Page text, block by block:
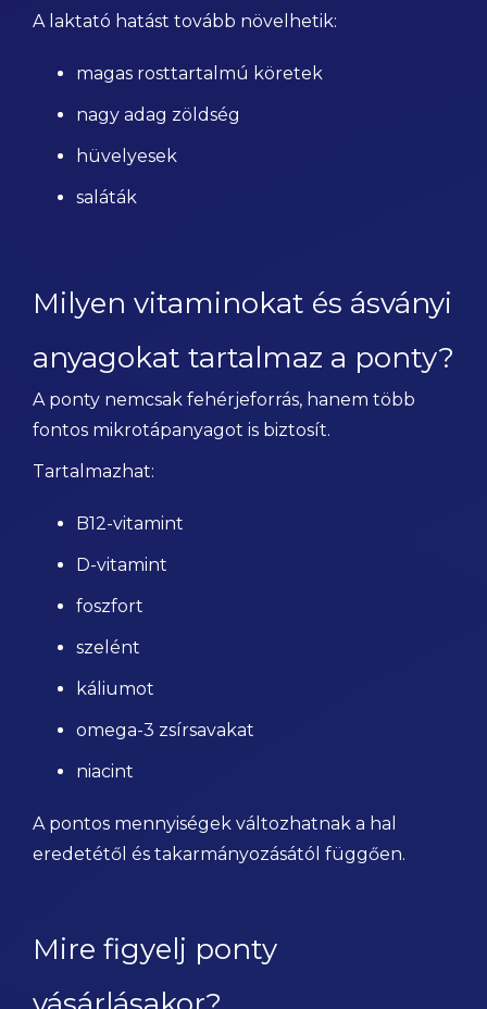
A laktató hatást tovább növelhetik:
magas rosttartalmú köretek
nagy adag zöldség
hüvelyesek
saláták
Milyen vitaminokat és ásványi
anyagokat tartalmaz a ponty?
A ponty nemcsak fehérjeforrás, hanem több
fontos mikrotápanyagot is biztosít.
Tartalmazhat:
B12-vitamint
D-vitamint
foszfort
szelént
káliumot
omega-3 zsírsavakat
niacint
A pontos mennyiségek változhatnak a hal
eredetétől és takarmányozásától függően.
Mire figyelj ponty